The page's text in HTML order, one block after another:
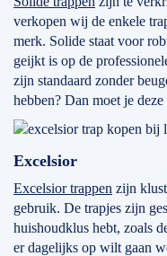
verkopen wij de enkele
merk. Solide staat voor
geijkt is op de
zijn standaard zonder
hebben? Dan moet je
Excelsior
Excelsior trappen zijn
gebruik. De trapjes zijn
huishoudklus hebt, zoals
er dagelijks op wilt gaan